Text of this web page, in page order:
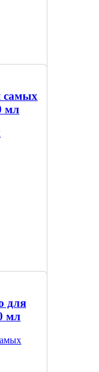
самых
мл
для
мл